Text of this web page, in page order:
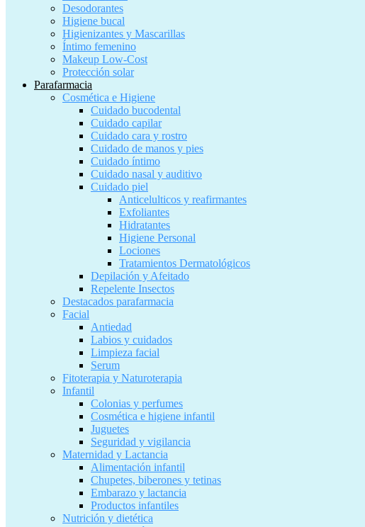
Desodorantes
Higiene bucal
Higienizantes y Mascarillas
Íntimo femenino
Makeup Low-Cost
Protección solar
Parafarmacia
Cosmética e Higiene
Cuidado bucodental
Cuidado capilar
Cuidado cara y rostro
Cuidado de manos y pies
Cuidado íntimo
Cuidado nasal y auditivo
Cuidado piel
Anticelulticos y reafirmantes
Exfoliantes
Hidratantes
Higiene Personal
Lociones
Tratamientos Dermatológicos
Depilación y Afeitado
Repelente Insectos
Destacados parafarmacia
Facial
Antiedad
Labios y cuidados
Limpieza facial
Serum
Fitoterapia y Naturoterapia
Infantil
Colonias y perfumes
Cosmética e higiene infantil
Juguetes
Seguridad y vigilancia
Maternidad y Lactancia
Alimentación infantil
Chupetes, biberones y tetinas
Embarazo y lactancia
Productos infantiles
Nutrición y dietética